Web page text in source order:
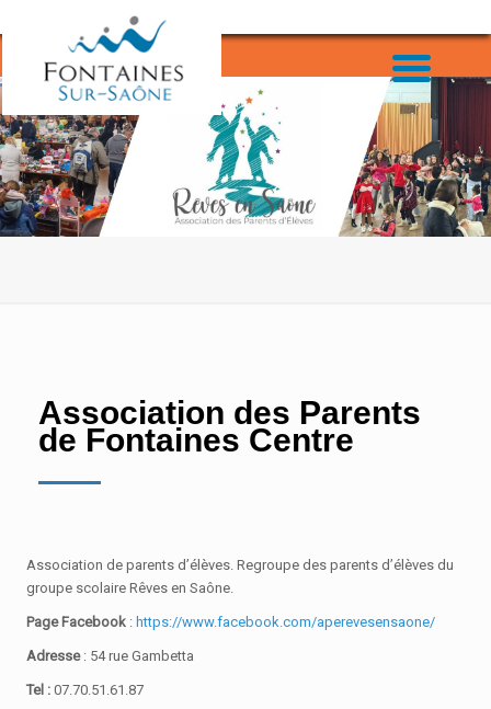
Association des Parents
de Fontaines Centre
Association de parents d’élèves. Regroupe des parents d’élèves du
groupe scolaire Rêves en Saône.
Page Facebook : https://www.facebook.com/aperevesensaone/
Adresse: 54 rue Gambetta
Tel : 07.70.51.61.87